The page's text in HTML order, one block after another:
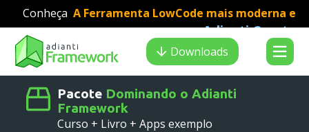
Conheça A Ferramenta LowCode mais moderna e
veloz para desenvolvimento PHP:Adianti Creator
Downloads
Pacote Dominando o Adianti
Framework
Curso + Livro + Apps exemplo
Search results